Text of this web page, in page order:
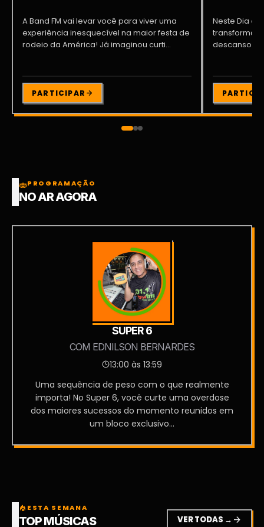
A Band FM vai levar você para viver uma
experiência inesquecível na maior festa de
rodeio da América! Já imaginou curti...
PARTICIPAR
Neste Dia
transformar
descanso
PROGRAMAÇÃO
NO AR AGORA
SUPER 6
COM EDNILSON BERNARDES
13:00 às 13:59
Uma sequência de peso com o que realmente
importa! No Super 6, você curte uma overdose
dos maiores sucessos do momento reunidos em
um bloco exclusivo...
local_fire_department ESTA SEMANA
TOP MÚSICAS VER TODAS → arrow_forward